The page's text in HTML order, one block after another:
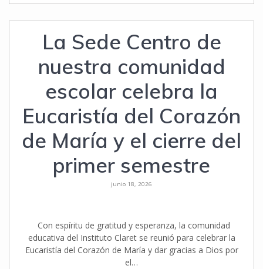
La Sede Centro de
nuestra comunidad
escolar celebra la
Eucaristía del Corazón
de María y el cierre del
primer semestre
junio 18, 2026
Con espíritu de gratitud y esperanza, la comunidad
educativa del Instituto Claret se reunió para celebrar la
Eucaristía del Corazón de María y dar gracias a Dios por
el…